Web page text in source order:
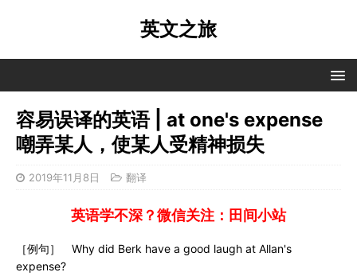
英文之旅
容易误译的英语 | at one's expense
嘲弄某人，使某人受精神损失
2019年11月8日 翻译
英语学不深？微信关注：田间小站
［例句］ Why did Berk have a good laugh at Allan's
expense?